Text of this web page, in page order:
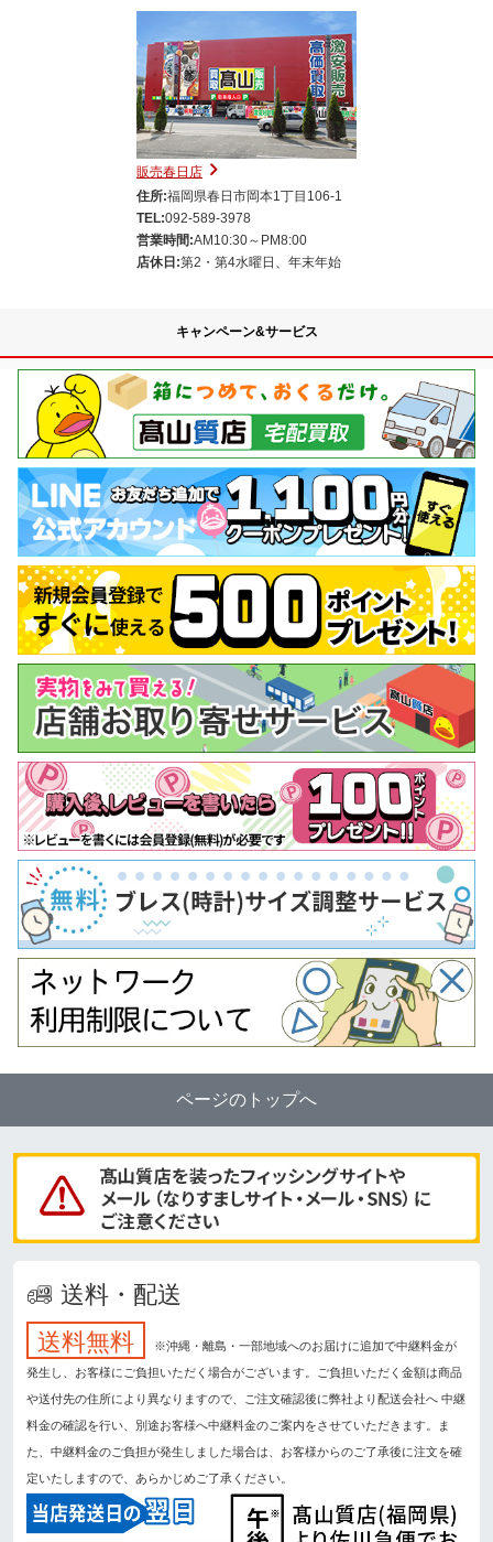
販売春日店
住所:福岡県春日市岡本1丁目106-1
TEL:092-589-3978
営業時間:AM10:30～PM8:00
店休日:第2・第4水曜日、年末年始
キャンペーン&サービス
ページのトップへ
送料・配送
送料無料
※沖縄・離島・一部地域へのお届けに追加で中継料金が
発生し、お客様にご負担いただく場合がございます。ご負担いただく金額は商品
や送付先の住所により異なりますので、ご注文確認後に弊社より配送会社へ 中継
料金の確認を行い、別途お客様へ中継料金のご案内をさせていただきます。ま
た、中継料金のご負担が発生しました場合は、お客様からのご了承後に注文を確
定いたしますので、あらかじめご了承ください。